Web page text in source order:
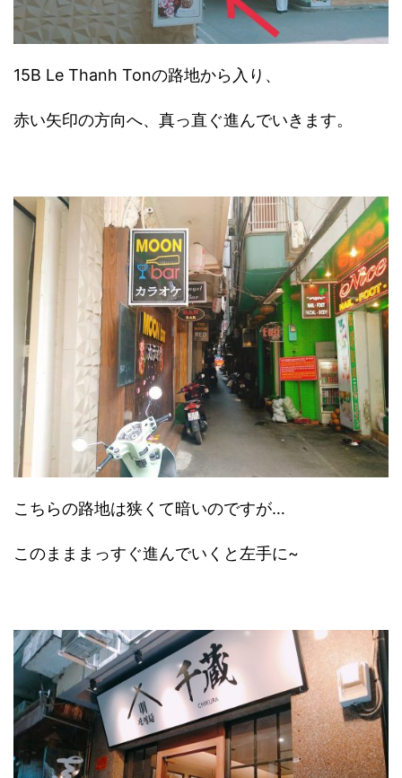
15B Le Thanh Tonの路地から入り、
赤い矢印の方向へ、真っ直ぐ進んでいきます。
こちらの路地は狭くて暗いのですが…
このまままっすぐ進んでいくと左手に~